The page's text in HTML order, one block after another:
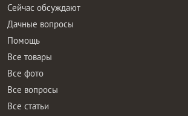
Сейчас обсуждают
Дачные вопросы
Помощь
Все товары
Все фото
Все вопросы
Все статьи